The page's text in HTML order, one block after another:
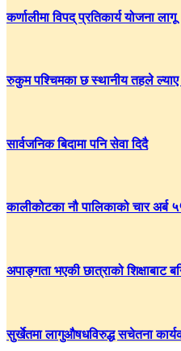
कर्णालीमा विपद् प्रतिकार्य योजना लागू
रुकुम पश्चिमका छ स्थानीय तहले
सार्वजनिक बिदामा पनि सेवा दिदै
कालीकोटका नौ पालिकाको चार अर्ब
अपाङ्गता भएकी छात्राको शिक्षाबाट
सुर्खेतमा लागुऔषधविरुद्ध सचेतना